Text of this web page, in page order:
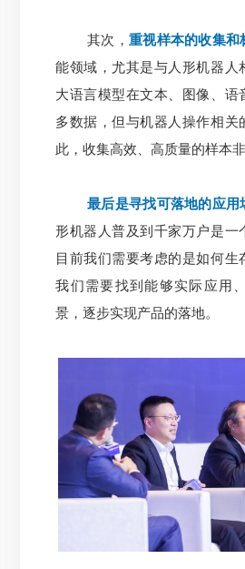
其次， 重视样本的收集和
能领域，尤其是与人形机器人
大语言模型在文本、图像、语
多数据，但与机器人操作相关
此，收集高效、高质量的样本非
最后是寻找可落地的应用
形机器人普及到千家万户是一
目前我们需要考虑的是如何生
我们需要找到能够实际应用
景，逐步实现产品的落地。